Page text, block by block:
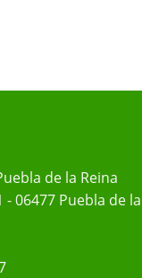
de la Reina
- 06477 Puebla de